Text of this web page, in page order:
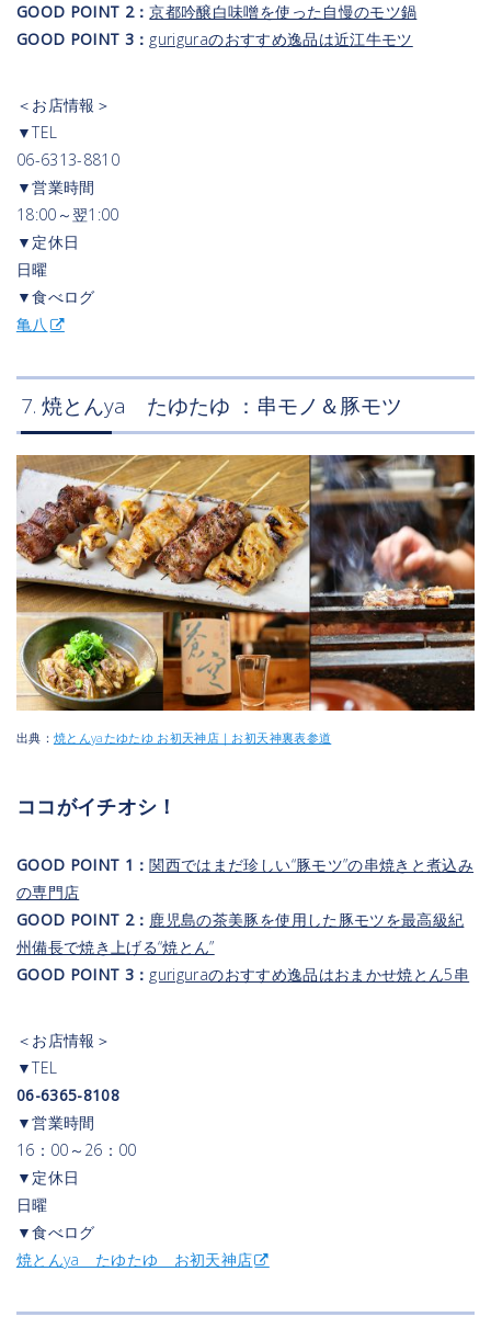
GOOD POINT 2：京都吟醸白味噌を使った自慢のモツ鍋
GOOD POINT 3： guriguraのおすすめ逸品は近江牛モツ
＜お店情報＞
▼TEL
06-6313-8810
▼営業時間
18:00～翌1:00
▼定休日
日曜
▼食べログ
亀八
7. 焼とんya たゆたゆ ：串モノ＆豚モツ
出典： 焼とんyaたゆたゆ お初天神店｜お初天神裏表参道
ココがイチオシ！
GOOD POINT 1：関西ではまだ珍しい“豚モツ”の串焼きと煮込み
の専門店
GOOD POINT 2： 鹿児島の茶美豚を使用した豚モツを最高級紀
州備長で焼き上げる“焼とん”
GOOD POINT 3： guriguraのおすすめ逸品はおまかせ焼とん5串
＜お店情報＞
▼TEL
06-6365-8108
▼営業時間
16：00～26：00
▼定休日
日曜
▼食べログ
焼とんya たゆたゆ お初天神店